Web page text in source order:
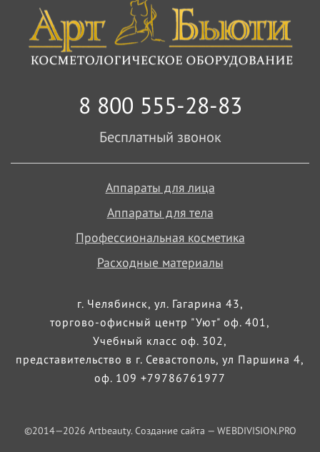
8 800 555-28-83
Бесплатный звонок
Аппараты для лица
Аппараты для тела
Профессиональная косметика
Расходные материалы
г. Челябинск, ул. Гагарина 43,
торгово-офисный центр "Уют" оф. 401,
Учебный класс оф. 302,
представительство в г. Севастополь, ул Паршина 4,
оф. 109 +79786761977
©2014—2026 Artbeauty. Создание сайта — WEBDIVISION.PRO